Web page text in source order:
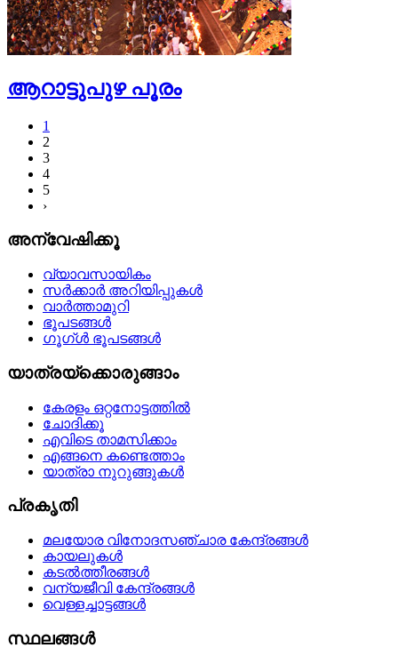
ആറാട്ടുപുഴ പൂരം
1
2
3
4
5
›
അന്വേഷിക്കൂ
വ്യാവസായികം
സര്‍ക്കാര്‍ അറിയിപ്പുകള്‍
വാര്‍ത്താമുറി
ഭൂപടങ്ങള്‍
ഗൂഗ്ള്‍ ഭൂപടങ്ങള്‍
യാത്രയ്‌ക്കൊരുങ്ങാം
കേരളം ഒറ്റനോട്ടത്തില്‍
ചോദിക്കൂ
എവിടെ താമസിക്കാം
എങ്ങനെ കണ്ടെത്താം
യാത്രാ നുറുങ്ങുകള്‍
പ്രകൃതി
മലയോര വിനോദസഞ്ചാര കേന്ദ്രങ്ങള്‍
കായലുകള്‍
കടല്‍ത്തീരങ്ങള്‍
വന്യജീവി കേന്ദ്രങ്ങള്‍
വെള്ളച്ചാട്ടങ്ങള്‍
സ്ഥലങ്ങള്‍